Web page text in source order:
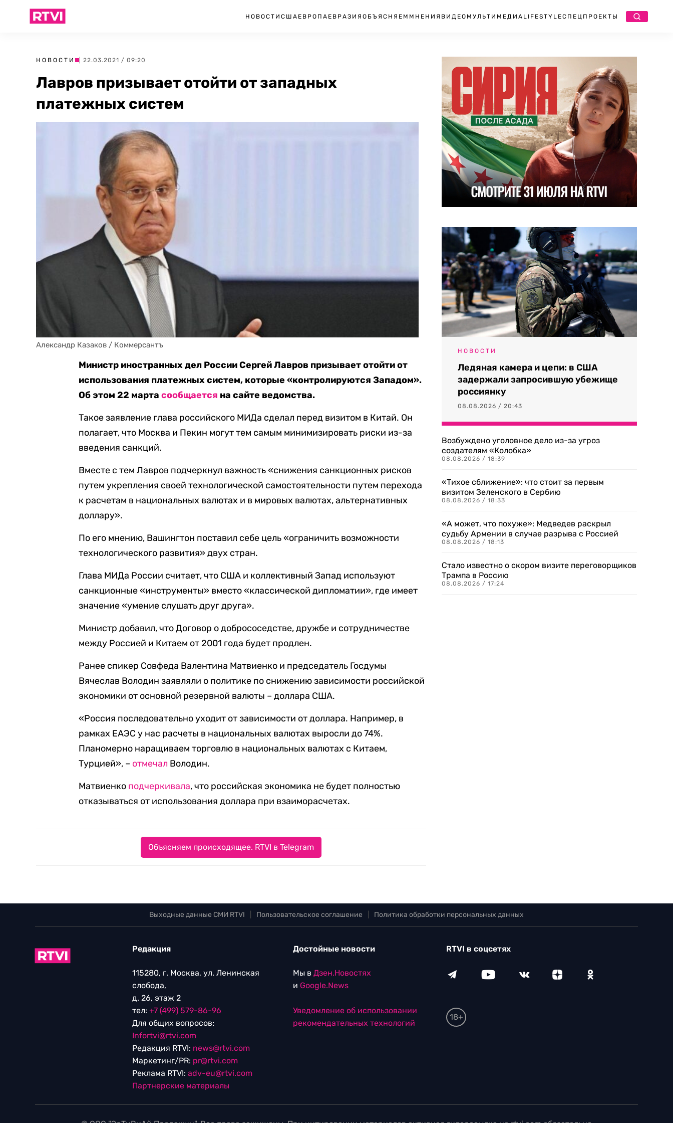
НОВОСТИ США ЕВРОПА ЕВРАЗИЯ ОБЪЯСНЯЕМ МНЕНИЯ ВИДЕО МУЛЬТИМЕДИА LIFESTYLEСПЕЦПРОЕКТЫ
НОВОСТИ | 22.03.2021 / 09:20
Лавров призывает отойти от западных
платежных систем
Александр Казаков / Коммерсантъ
Министр иностранных дел России Сергей Лавров призывает отойти от
использования платежных систем, которые «контролируются Западом».
Об этом 22 мартасообщается на сайте ведомства.
Такое заявление глава российского МИДа сделал перед визитом в Китай. Он
полагает, что Москва и Пекин могут тем самым минимизировать риски из-за
введения санкций.
Вместе с тем Лавров подчеркнул важность «снижения санкционных рисков
путем укрепления своей технологической самостоятельности путем перехода
к расчетам в национальных валютах и в мировых валютах, альтернативных
доллару».
По его мнению, Вашингтон поставил себе цель «ограничить возможности
технологического развития» двух стран.
Глава МИДа России считает, что США и коллективный Запад используют
санкционные «инструменты» вместо «классической дипломатии», где имеет
значение «умение слушать друг друга».
Министр добавил, что Договор о добрососедстве, дружбе и сотрудничестве
между Россией и Китаем от 2001 года будет продлен.
Ранее спикер Совфеда Валентина Матвиенко и председатель Госдумы
Вячеслав Володин заявляли о политике по снижению зависимости российской
экономики от основной резервной валюты – доллара США.
«Россия последовательно уходит от зависимости от доллара. Например, в
рамках ЕАЭС у нас расчеты в национальных валютах выросли до 74%.
Планомерно наращиваем торговлю в национальных валютах с Китаем,
Турцией», – отмечал Володин.
Матвиенко подчеркивала, что российская экономика не будет полностью
отказываться от использования доллара при взаиморасчетах.
Объясняем происходящее. RTVI в Telegram
НОВОСТИ
Ледяная камера и цепи: в США
задержали запросившую убежище
россиянку
08.08.2026 / 20:43
Возбуждено уголовное дело из-за угроз
создателям «Колобка»
08.08.2026 / 18:39
«Тихое сближение»: что стоит за первым
визитом Зеленского в Сербию
08.08.2026 / 18:33
«А может, что похуже»: Медведев раскрыл
судьбу Армении в случае разрыва с Россией
08.08.2026 / 18:13
Стало известно о скором визите переговорщиков
Трампа в Россию
08.08.2026 / 17:24
Выходные данные СМИ RTVI Пользовательское соглашение Политика обработки персональных данных
Редакция
115280, г. Москва, ул. Ленинская
слобода,
д. 26, этаж 2
тел: +7 (499) 579-86-96
Для общих вопросов:
Infortvi@rtvi.com
Редакция RTVI: news@rtvi.com
Маркетинг/PR: pr@rtvi.com
Реклама RTVI: adv-eu@rtvi.com
Партнерские материалы
Достойные новости
Мы в Дзен.Новостях
и Google.News
Уведомление об использовании
рекомендательных технологий
RTVI в соцсетях
18+